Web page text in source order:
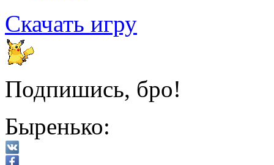
Скачать игру
Подпишись, бро!
Быренько: